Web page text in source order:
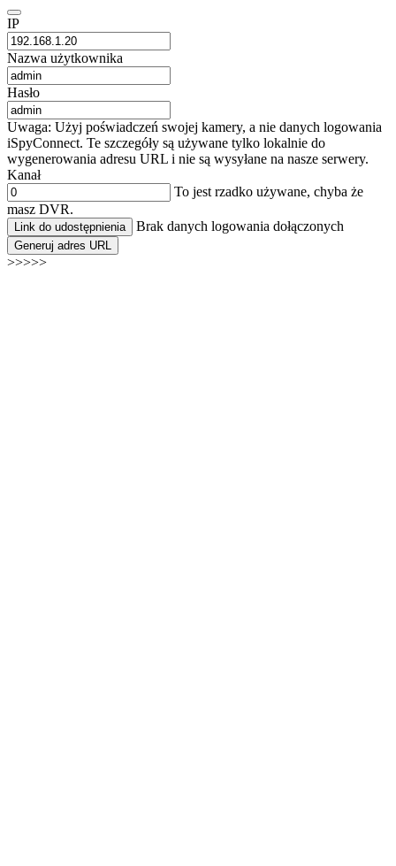
IP
Nazwa użytkownika
Hasło
Uwaga: Użyj poświadczeń swojej kamery, a nie danych logowania
iSpyConnect. Te szczegóły są używane tylko lokalnie do
wygenerowania adresu URL i nie są wysyłane na nasze serwery.
Kanał
To jest rzadko używane, chyba że
masz DVR.
Link do udostępnienia Brak danych logowania dołączonych
Generuj adres URL
>>>>>